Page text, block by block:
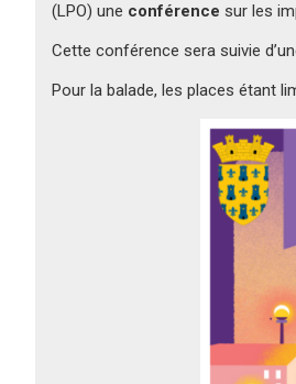
(LPO) une conférence sur les
Cette conférence sera suivie
Pour la balade, les places étant